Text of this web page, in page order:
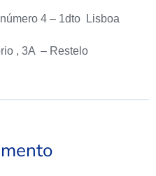
4 – 1dto Lisboa
, 3A – Restelo